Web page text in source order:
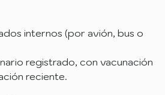
internos (por avión, bus o
registrado, con vacunación
reciente.